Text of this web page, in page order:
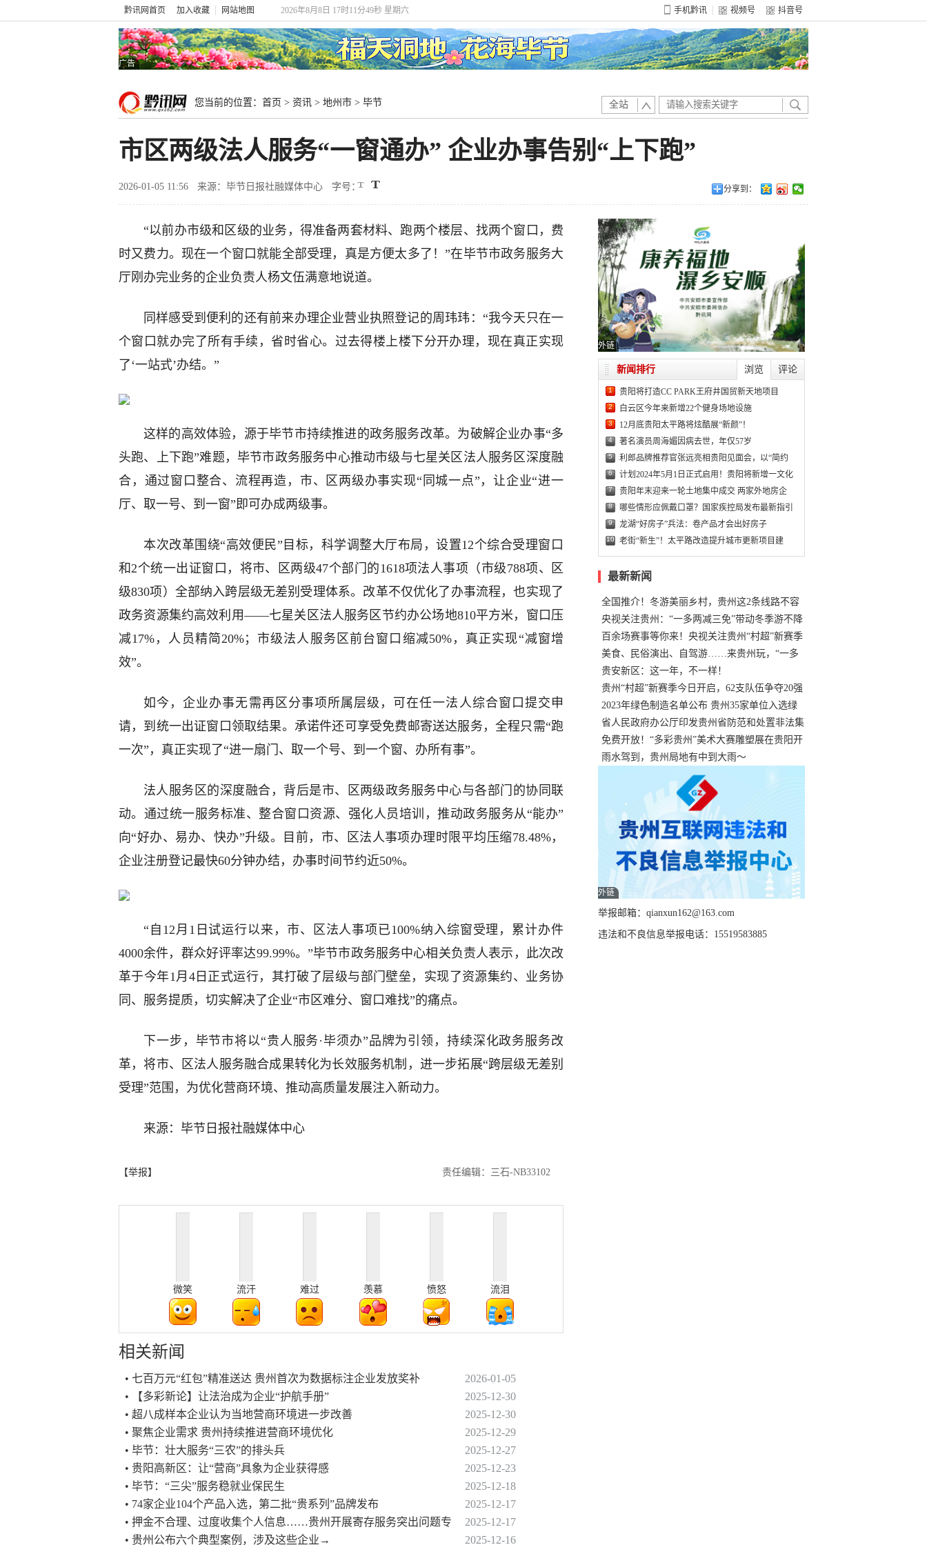
黔讯网首页 加入收藏 网站地图 2026年8月8日 17时11分50秒 星期六 手机黔讯 视频号 抖音号
广告
您当前的位置： 首页 > 资讯 > 地州市 > 毕节 全站
市区两级法人服务“一窗通办” 企业办事告别“上下跑”
2026-01-05 11:56 来源：毕节日报社融媒体中心 字号： 分享到：
“以前办市级和区级的业务，得准备两套材料、跑两个楼层、找两个窗口，费
时又费力。现在一个窗口就能全部受理，真是方便太多了！”在毕节市政务服务大
厅刚办完业务的企业负责人杨文伍满意地说道。
同样感受到便利的还有前来办理企业营业执照登记的周玮玮：“我今天只在一
个窗口就办完了所有手续，省时省心。过去得楼上楼下分开办理，现在真正实现
了‘一站式’办结。”
这样的高效体验，源于毕节市持续推进的政务服务改革。为破解企业办事“多
头跑、上下跑”难题，毕节市政务服务中心推动市级与七星关区法人服务区深度融
合，通过窗口整合、流程再造，市、区两级办事实现“同城一点”，让企业“进一
厅、取一号、到一窗”即可办成两级事。
本次改革围绕“高效便民”目标，科学调整大厅布局，设置12个综合受理窗口
和2个统一出证窗口，将市、区两级47个部门的1618项法人事项（市级788项、区
级830项）全部纳入跨层级无差别受理体系。改革不仅优化了办事流程，也实现了
政务资源集约高效利用——七星关区法人服务区节约办公场地810平方米，窗口压
减17%，人员精简20%；市级法人服务区前台窗口缩减50%，真正实现“减窗增
效”。
如今，企业办事无需再区分事项所属层级，可在任一法人综合窗口提交申
请，到统一出证窗口领取结果。承诺件还可享受免费邮寄送达服务，全程只需“跑
一次”，真正实现了“进一扇门、取一个号、到一个窗、办所有事”。
法人服务区的深度融合，背后是市、区两级政务服务中心与各部门的协同联
动。通过统一服务标准、整合窗口资源、强化人员培训，推动政务服务从“能办”
向“好办、易办、快办”升级。目前，市、区法人事项办理时限平均压缩78.48%，
企业注册登记最快60分钟办结，办事时间节约近50%。
“自12月1日试运行以来，市、区法人事项已100%纳入综窗受理，累计办件
4000余件，群众好评率达99.99%。”毕节市政务服务中心相关负责人表示，此次改
革于今年1月4日正式运行，其打破了层级与部门壁垒，实现了资源集约、业务协
同、服务提质，切实解决了企业“市区难分、窗口难找”的痛点。
下一步，毕节市将以“贵人服务·毕须办”品牌为引领，持续深化政务服务改
革，将市、区法人服务融合成果转化为长效服务机制，进一步拓展“跨层级无差别
受理”范围，为优化营商环境、推动高质量发展注入新动力。
来源：毕节日报社融媒体中心
【举报】 责任编辑：三石-NB33102
微笑 流汗 难过 羡慕 愤怒 流泪
相关新闻
• 七百万元“红包”精准送达 贵州首次为数据标注企业发放奖补
2026-01-05
• 【多彩新论】让法治成为企业“护航手册”
2025-12-30
• 超八成样本企业认为当地营商环境进一步改善
2025-12-30
• 聚焦企业需求 贵州持续推进营商环境优化
2025-12-29
• 毕节：壮大服务“三农”的排头兵
2025-12-27
• 贵阳高新区：让“营商”具象为企业获得感
2025-12-23
• 毕节：“三尖”服务稳就业保民生
2025-12-18
• 74家企业104个产品入选，第二批“贵系列”品牌发布
2025-12-17
• 押金不合理、过度收集个人信息……贵州开展寄存服务突出问题专
2025-12-17
• 贵州公布六个典型案例，涉及这些企业→
2025-12-16
外链
浏览 评论
新闻排行
1 贵阳将打造CC PARK王府井国贸新天地项目
2 白云区今年来新增22个健身场地设施
3 12月底贵阳太平路将炫酷展“新颜”！
4 著名演员周海媚因病去世，年仅57岁
5 利郎品牌推荐官张远亮相贵阳见面会，以“简约
6 计划2024年5月1日正式启用！贵阳将新增一文化
7 贵阳年末迎来一轮土地集中成交 两家外地房企
8 哪些情形应佩戴口罩？国家疾控局发布最新指引
9 龙湖“好房子”兵法：卷产品才会出好房子
10 老街“新生”！太平路改造提升城市更新项目建
最新新闻
全国推介！冬游美丽乡村，贵州这2条线路不容
错过
央视关注贵州：“一多两减三免”带动冬季游不降
温
百余场赛事等你来！央视关注贵州“村超”新赛季
正式“打响”
美食、民俗演出、自驾游……来贵州玩，“一多
两减三免”！
贵安新区：这一年，不一样！
贵州“村超”新赛季今日开启，62支队伍争夺20强
名额
2023年绿色制造名单公布 贵州35家单位入选绿
色工厂
省人民政府办公厅印发贵州省防范和处置非法集
资工作实施细则
免费开放！“多彩贵州”美术大赛雕塑展在贵阳开
展，持续至1月19日
雨水驾到，贵州局地有中到大雨～
外链
举报邮箱：qianxun162@163.com
违法和不良信息举报电话：15519583885